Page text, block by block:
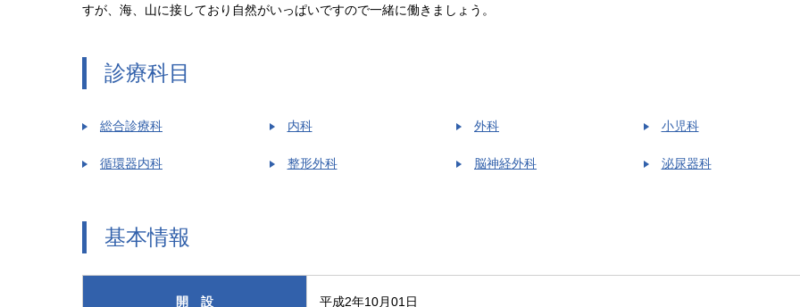
すが、海、山に接しており自然がいっぱいですので一緒に働きましょう。
診療科目
総合診療科 内科 外科 小児科
循環器内科 整形外科 脳神経外科 泌尿器科
基本情報
開 設 平成2年10月01日